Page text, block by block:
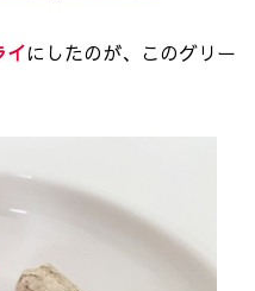
イにしたのが、このグリー